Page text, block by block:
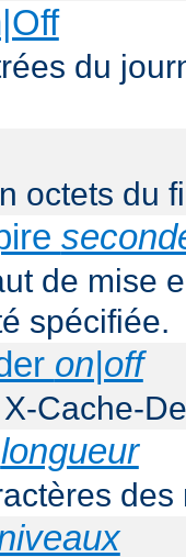
du
octets du
de mise
spécifiée.
on|off
Cache-
longueur